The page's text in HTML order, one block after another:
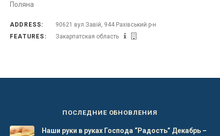
Поляна
ADDRESS:
90621 вул.Завій, 944 Рахівський р-н
FEATURES:
Закарпатская область
ПОСЛЕДНИЕ ОБНОВЛЕНИЯ
Наши руки в руках Господа “Радость” Декабрь –